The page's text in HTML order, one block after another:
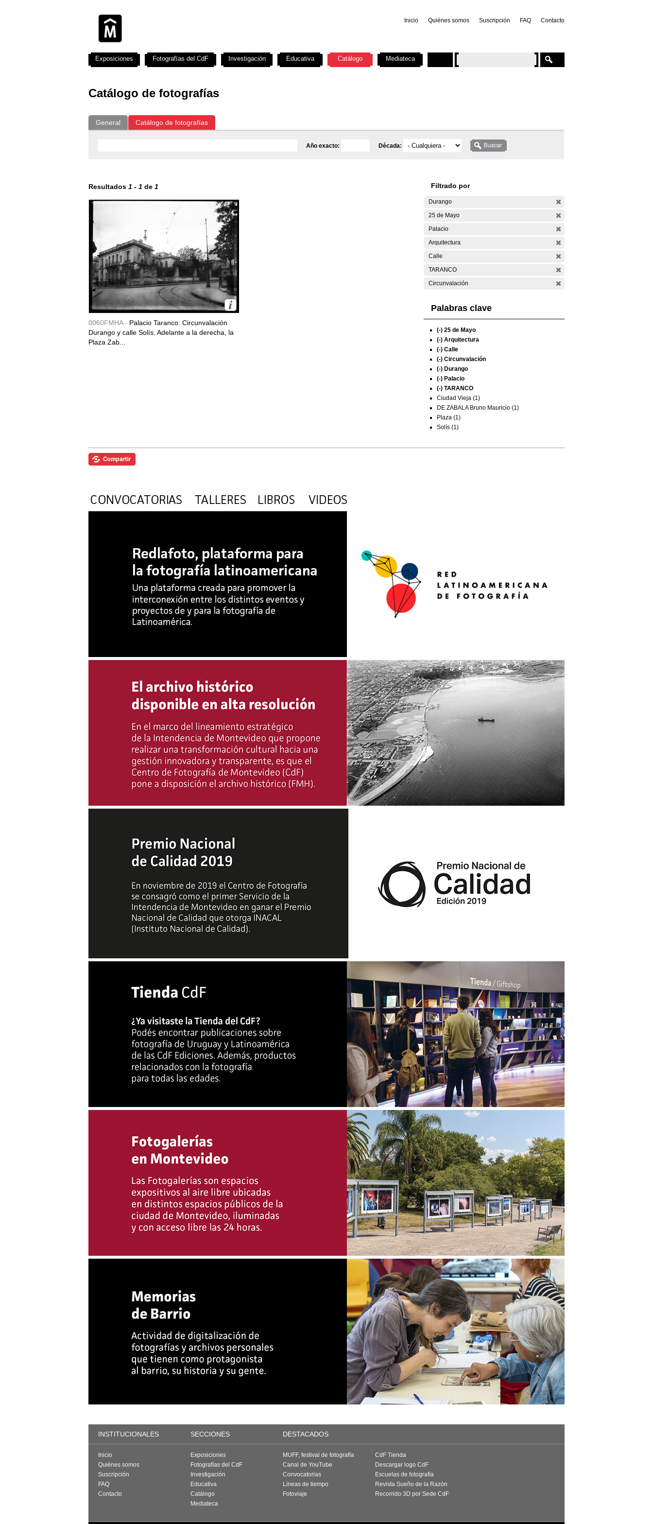
Inicio Quiénes somos Suscripción FAQ Contacto
Catálogo de fotografías
General Catálogo de fotografías
Año exacto: Década:
Resultados 1 - 1 de 1
0060FMHA - Palacio Taranco. Circunvalación
Durango y calle Solís. Adelante a la derecha, la
Plaza Zab...
Filtrado por
Durango
25 de Mayo
Palacio
Arquitectura
Calle
TARANCO
Circunvalación
Palabras clave
(-) 25 de Mayo
(-) Arquitectura
(-) Calle
(-) Circunvalación
(-) Durango
(-) Palacio
(-) TARANCO
Ciudad Vieja (1)
DE ZABALA Bruno Mauricio (1)
Plaza (1)
Solís (1)
Exposiciones Fotografías del CdF Investigación Educativa Catálogo Mediateca
INSTITUCIONALES SECCIONES DESTACADOS
Inicio
Quiénes somos
Suscripción
FAQ
Contacto
Exposiciones
Fotografías del CdF
Investigación
Educativa
Catálogo
Mediateca
MUFF, festival de fotografía
Canal de YouTube
Convocatorias
Líneas de tiempo
Fotoviaje
CdF Tienda
Descargar logo CdF
Escuelas de fotografía
Revista Sueño de la Razón
Recorrido 3D por Sede CdF